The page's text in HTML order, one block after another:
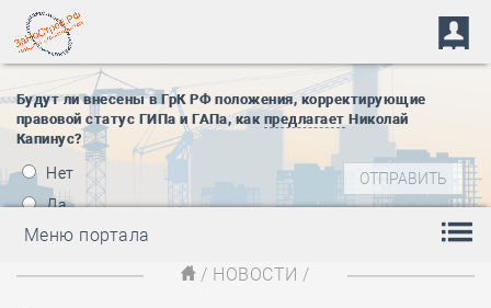
Будут ли внесены в ГрК РФ положения, корректирующие
правовой статус ГИПа и ГАПа, как предлагает Николай
Капинус?
Нет
Да
Меню портала
/ НОВОСТИ /